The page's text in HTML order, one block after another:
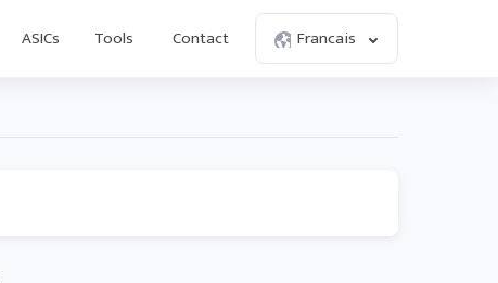
ASICs Tools Contact Francais